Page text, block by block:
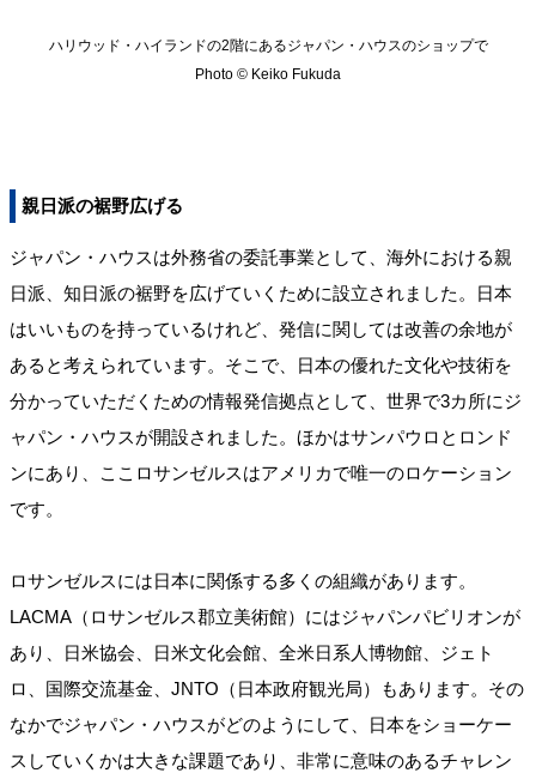
ハリウッド・ハイランドの2階にあるジャパン・ハウスのショップで
Photo © Keiko Fukuda
親日派の裾野広げる
ジャパン・ハウスは外務省の委託事業として、海外における親
日派、知日派の裾野を広げていくために設立されました。日本
はいいものを持っているけれど、発信に関しては改善の余地が
あると考えられています。そこで、日本の優れた文化や技術を
分かっていただくための情報発信拠点として、世界で3カ所にジ
ャパン・ハウスが開設されました。ほかはサンパウロとロンド
ンにあり、ここロサンゼルスはアメリカで唯一のロケーション
です。
ロサンゼルスには日本に関係する多くの組織があります。
LACMA（ロサンゼルス郡立美術館）にはジャパンパビリオンが
あり、日米協会、日米文化会館、全米日系人博物館、ジェト
ロ、国際交流基金、JNTO（日本政府観光局）もあります。その
なかでジャパン・ハウスがどのようにして、日本をショーケー
スしていくかは大きな課題であり、非常に意味のあるチャレン